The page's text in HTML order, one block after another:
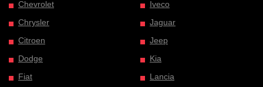
Chevrolet
Chrysler
Citroen
Dodge
Fiat
Iveco
Jaguar
Jeep
Kia
Lancia